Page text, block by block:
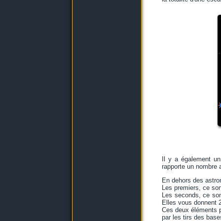
Il y a également
rapporte un nombre
En dehors des
Les premiers, ce
Les seconds, ce
Elles vous donnent
Ces deux éléments
par les tirs des